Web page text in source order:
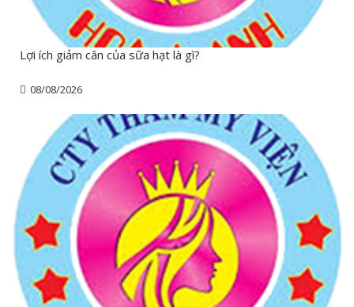
Lợi ích giảm cân của sữa hạt là gì?
08/08/2026